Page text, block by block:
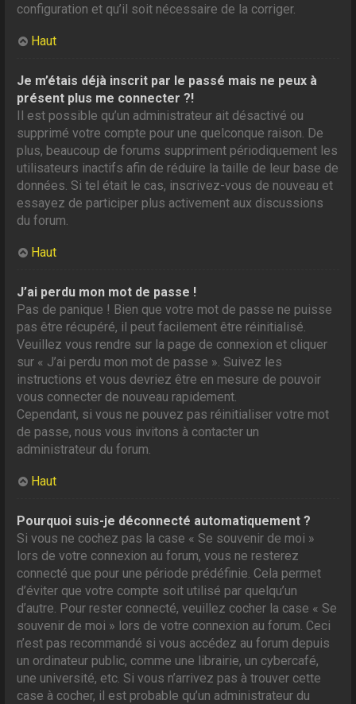
configuration et qu’il soit nécessaire de la corriger.
Haut
Je m’étais déjà inscrit par le passé mais ne peux à
présent plus me connecter ?!
Il est possible qu’un administrateur ait désactivé ou
supprimé votre compte pour une quelconque raison. De
plus, beaucoup de forums suppriment périodiquement les
utilisateurs inactifs afin de réduire la taille de leur base de
données. Si tel était le cas, inscrivez-vous de nouveau et
essayez de participer plus activement aux discussions
du forum.
Haut
J’ai perdu mon mot de passe !
Pas de panique ! Bien que votre mot de passe ne puisse
pas être récupéré, il peut facilement être réinitialisé.
Veuillez vous rendre sur la page de connexion et cliquer
sur « J’ai perdu mon mot de passe ». Suivez les
instructions et vous devriez être en mesure de pouvoir
vous connecter de nouveau rapidement.
Cependant, si vous ne pouvez pas réinitialiser votre mot
de passe, nous vous invitons à contacter un
administrateur du forum.
Haut
Pourquoi suis-je déconnecté automatiquement ?
Si vous ne cochez pas la case « Se souvenir de moi »
lors de votre connexion au forum, vous ne resterez
connecté que pour une période prédéfinie. Cela permet
d’éviter que votre compte soit utilisé par quelqu’un
d’autre. Pour rester connecté, veuillez cocher la case « Se
souvenir de moi » lors de votre connexion au forum. Ceci
n’est pas recommandé si vous accédez au forum depuis
un ordinateur public, comme une librairie, un cybercafé,
une université, etc. Si vous n’arrivez pas à trouver cette
case à cocher, il est probable qu’un administrateur du